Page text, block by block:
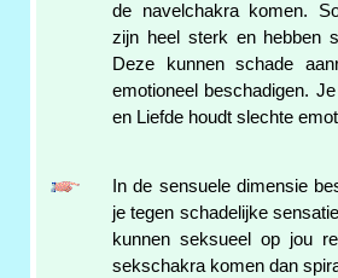
de navelchakra komen.
zijn heel sterk en hebben
Deze kunnen schade
emotioneel beschadigen.
en Liefde houdt slechte
In de sensuele dimensie
je tegen schadelijke
kunnen seksueel op jou
sekschakra komen dan